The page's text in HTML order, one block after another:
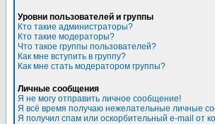
Уровни пользователей и группы
Кто такие администраторы?
Кто такие модераторы?
Что такое группы пользователей?
Как мне вступить в группу?
Как мне стать модератором группы?
Личные сообщения
Я не могу отправить личное сообщение!
Я всё время получаю нежелательные личные
Я получил спам или оскорбительный e-mail от